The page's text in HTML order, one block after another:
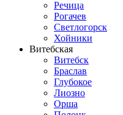
Речица
Рогачев
Светлогорск
Хойники
Витебская
Витебск
Браслав
Глубокое
Лиозно
Орша